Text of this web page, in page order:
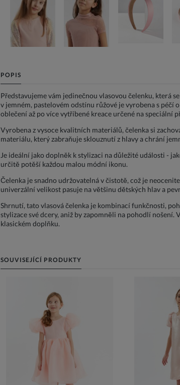
POPIS
Představujeme vám jedinečnou vlasovou čelenku, která
v jemném, pastelovém odstínu růžové je vyrobena s
oblečení až po více vytříbené kreace určené na speciální
Vyrobena z vysoce kvalitních materiálů, čelenka si
materiálu, který zabraňuje sklouznutí z hlavy a chrání
Je ideální jako doplněk k stylizaci na důležité události -
určitě potěší každou malou módní ikonu.
Čelenka je snadno udržovatelná v čistotě, což je
univerzální velikost pasuje na většinu dětských hlav a
Shrnutí, tato vlasová čelenka je kombinací funkčnosti,
stylizace své dcery, aniž by zapomněli na pohodlí
klasickém doplňku.
SOUVISEJÍCÍ PRODUKTY